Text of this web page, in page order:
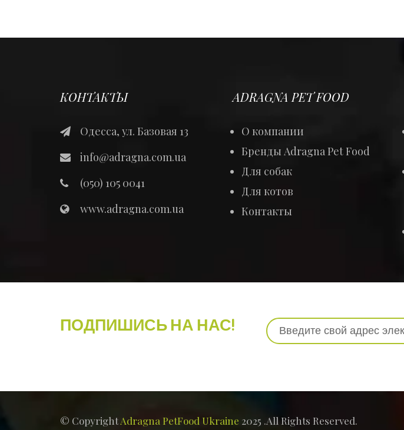
КОНТАКТЫ
Одесса, ул. Базовая 13
info@adragna.com.ua
(050) 105 0041
www.adragna.com.ua
ADRAGNA PET FOOD
О компании
Бренды Adragna Pet Food
Для собак
Для котов
Контакты
ПОДПИШИСЬ НА НАС!
© CopyrightAdragna PetFood Ukraine 2025 .All Rights Reserved.